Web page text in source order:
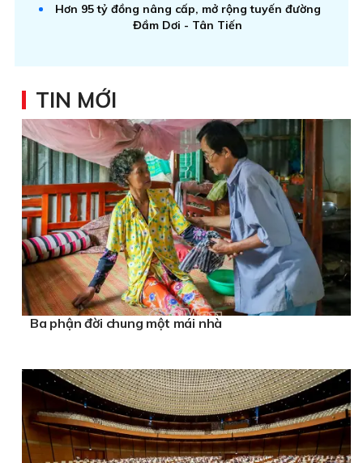
Hơn 95 tỷ đồng nâng cấp, mở rộng tuyến đường
Đầm Dơi - Tân Tiến
TIN MỚI
Ba phận đời chung một mái nhà